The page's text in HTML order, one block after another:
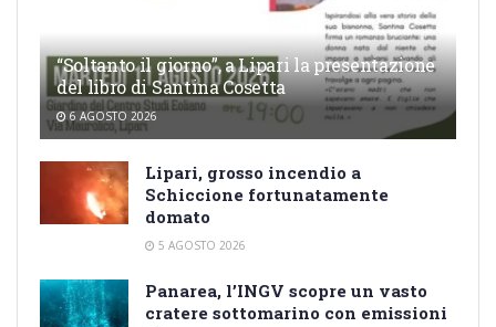
“Soltanto il giorno”, a Lipari la presentazione
del libro di Santina Cosetta
6 AGOSTO 2026
Lipari, grosso incendio a
Schiccione fortunatamente
domato
5 AGOSTO 2026
Panarea, l’INGV scopre un vasto
cratere sottomarino con emissioni